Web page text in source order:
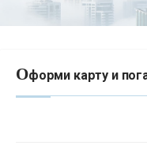
Оформи карту и